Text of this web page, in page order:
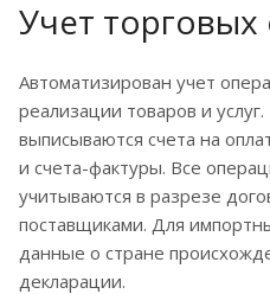
Учет
Автоматизирован учет
реализации товаров и
выписываются счета на
и счета-фактуры. Все
учитываются в разрезе
поставщиками. Для
данные о стране
декларации.